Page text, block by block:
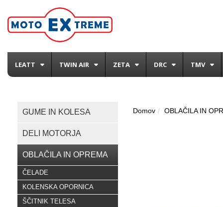
LEATT TWIN AIR ZETA DRC TMV
GUME IN KOLESA
DELI MOTORJA
OBLAČILA IN OPREMA
ČELADE
KOLENSKA OPORNICA
ŠČITNIK TELESA
Domov OBLAČILA IN